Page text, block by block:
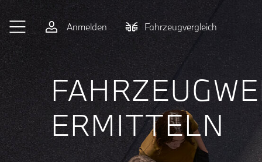
Zum Hauptinhalt springen
Anmelden
Fahrzeugvergleich
ERMITTELN